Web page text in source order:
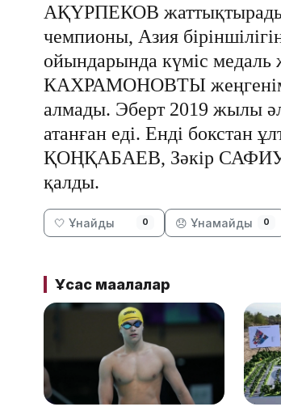
АҚҮРПЕКОВ
чемпионы, Азия
ойындарында күміс медаль
КАХРАМОНОВТЫ
алмады. Эберт 2019 жылы
атанған еді. Енді бокстан
ҚОҢҚАБАЕВ, Зәкір
қалды.
🤍 Ұнайды 0 😞 Ұнамайды 0
Ұқсас мақалалар